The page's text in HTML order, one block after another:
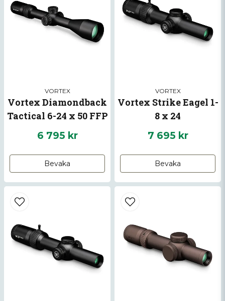
VORTEX
Vortex Diamondback
Tactical 6-24 x 50 FFP
6 795 kr
Bevaka
VORTEX
Vortex Strike Eagel 1-
8 x 24
7 695 kr
Bevaka
m Inställningsändring per klick: .1 MRAD
(10 mm per 100m)<
Maximal Höjd/Vind Justering: 20 MRAD /
Vikt: 885 g